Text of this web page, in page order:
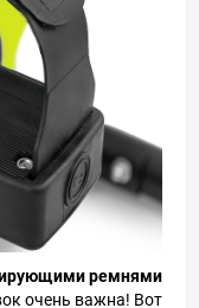
ремнями
очень важна! Вот